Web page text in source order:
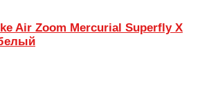
Air Zoom Mercurial Superfly X